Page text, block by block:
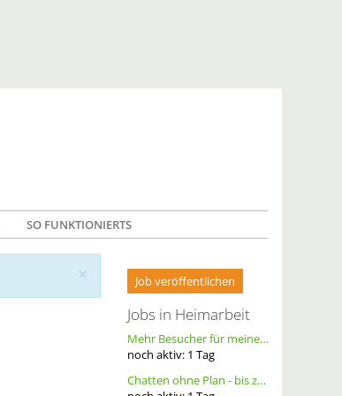
SO FUNKTIONIERTS
× Job veröffentlichen
Jobs in Heimarbeit
Mehr Besucher für meine Homepage. Alternative Werbung.
noch aktiv: 1 Tag
Chatten ohne Plan - bis zu 20 Ct. pro Out – ortsunabhängig - wöchentliche Auszahlung